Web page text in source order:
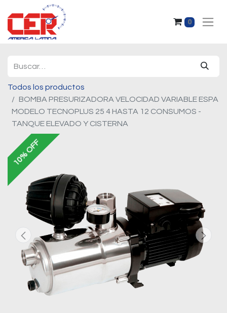
0
Todos los productos
BOMBA PRESURIZADORA VELOCIDAD VARIABLE ESPA
MODELO TECNOPLUS 25 4 HASTA 12 CONSUMOS -
TANQUE ELEVADO Y CISTERNA
10% OFF